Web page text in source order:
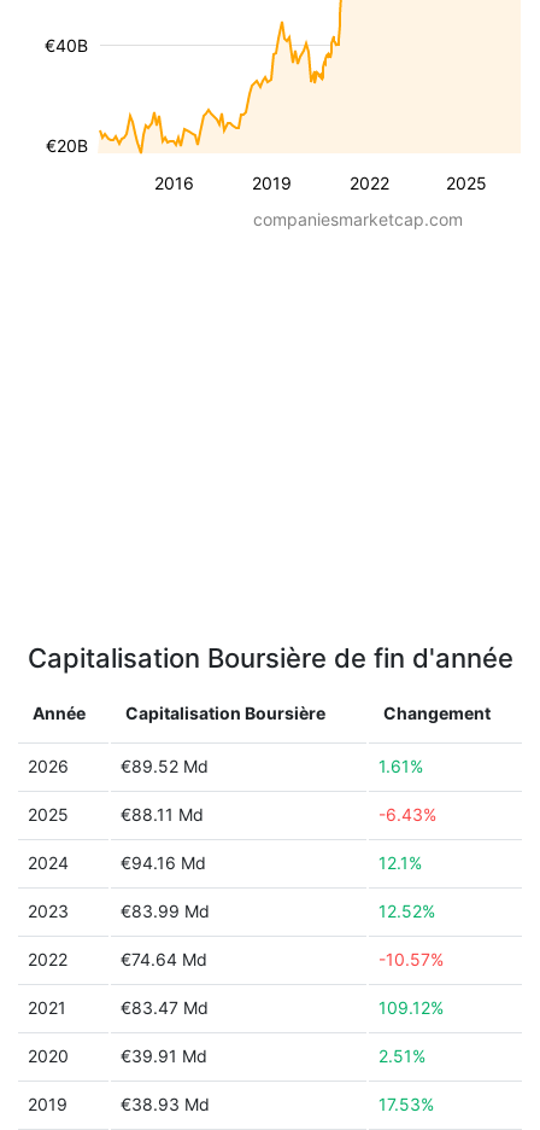
2016 2019 2022 2025
€20B
€40B
companiesmarketcap.com
Capitalisation Boursière de fin d'année
Année Capitalisation Boursière Changement
2026 €89.52 Md 1.61%
2025 €88.11 Md -6.43%
2024 €94.16 Md 12.1%
2023 €83.99 Md 12.52%
2022 €74.64 Md -10.57%
2021 €83.47 Md 109.12%
2020 €39.91 Md 2.51%
2019 €38.93 Md 17.53%